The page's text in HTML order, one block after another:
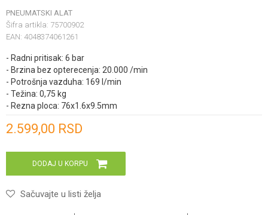
PNEUMATSKI ALAT
Šifra artikla: 75700902
EAN: 4048374061261
- Radni pritisak: 6 bar
- Brzina bez opterecenja: 20.000 /min
- Potrošnja vazduha: 169 l/min
- Težina: 0,75 kg
- Rezna ploca: 76x1.6x9.5mm
2.599,00 RSD
DODAJ U KORPU
Sačuvajte u listi želja